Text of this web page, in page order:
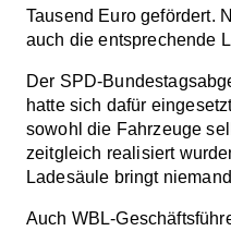
Tausend Euro gefördert.
auch die entsprechende
Der SPD-
hatte sich dafür
sowohl die Fahrzeuge
zeitgleich realisiert
Ladesäule bringt
Auch WBL-